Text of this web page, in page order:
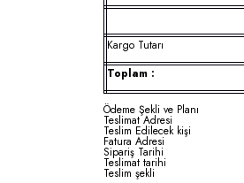
Kargo Tutarı
Toplam :
Ödeme Şekli ve Planı
Teslimat Adresi
Teslim Edilecek kişi
Fatura Adresi
Sipariş Tarihi
Teslimat tarihi
Teslim şekli